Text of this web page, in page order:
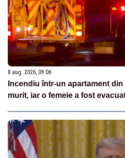
8 aug. 2026, 09:06
Incendiu într-un apartament
murit, iar o femeie a fost